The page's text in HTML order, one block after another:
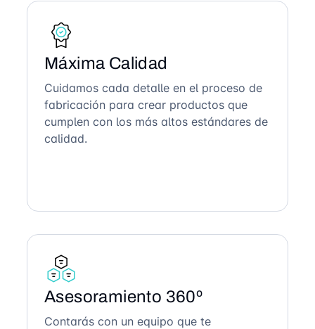
Máxima Calidad
Cuidamos cada detalle en el proceso de
fabricación para crear productos que
cumplen con los más altos estándares de
calidad.
Asesoramiento 360º
Contarás con un equipo que te